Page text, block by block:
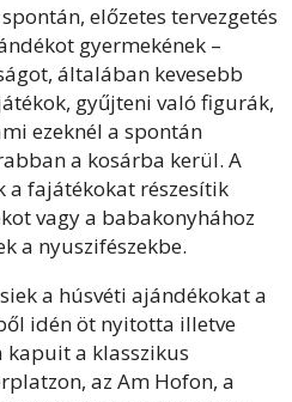
előzetes tervezgetés
gyermekének –
általában kevesebb
gyűjteni való figurák,
ezeknél a spontán
a kosárba kerül. A
a fajátékokat részesítik
vagy a babakonyhához
a nyuszifészekbe.
a húsvéti ajándékokat a
idén öt nyitotta illetve
kapuit a klasszikus
az Am Hofon, a